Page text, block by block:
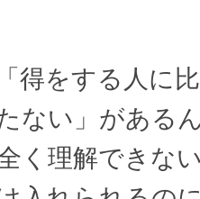
得をする人に
ない」がある
く理解できな